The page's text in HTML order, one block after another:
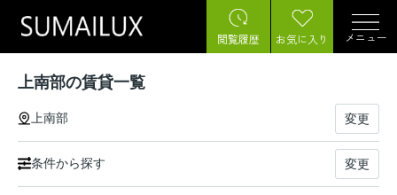
閲覧履歴 お気に入り メニュー
上南部の賃貸一覧
上南部 変更
条件から探す 変更